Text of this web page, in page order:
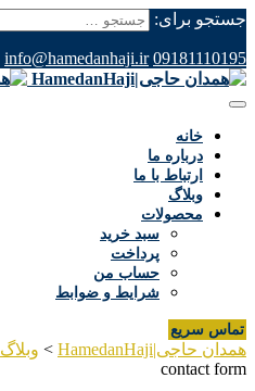
جستجو برای:
09181110195
info@hamedanhaji.ir
خانه
درباره ما
ارتباط با ما
وبلاگ
محصولات
سبد خرید
پرداخت
حساب من
شرایط و ضوابط
تماس سریع
همدان حاجی|HamedanHaji > وبلاگ
contact form